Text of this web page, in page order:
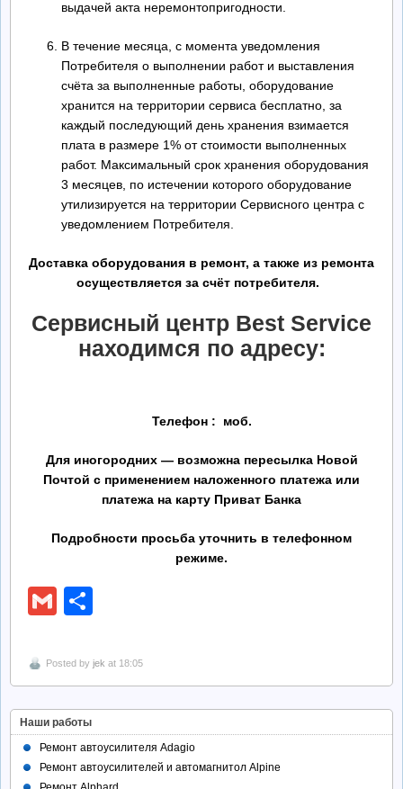
выдачей акта неремонтопригодности.
В течение месяца, с момента уведомления
Потребителя о выполнении работ и выставления
счёта за выполненные работы, оборудование
хранится на территории сервиса бесплатно, за
каждый последующий день хранения взимается
плата в размере 1% от стоимости выполненных
работ. Максимальный срок хранения оборудования
3 месяцев, по истечении которого оборудование
утилизируется на территории Сервисного центра с
уведомлением Потребителя.
Доставка оборудования в ремонт, а также из ремонта
осуществляется за счёт потребителя.
Сервисный центр Best Service
находимся по адресу:
Телефон : моб.
Для иногородних — возможна пересылка Новой
Почтой с применением наложенного платежа или
платежа на карту Приват Банка
Подробности просьба уточнить в телефонном
режиме.
Gmail
Posted by jek at 18:05
Наши работы
Ремонт автоусилителя Adagio
Ремонт автоусилителей и автомагнитол Alpine